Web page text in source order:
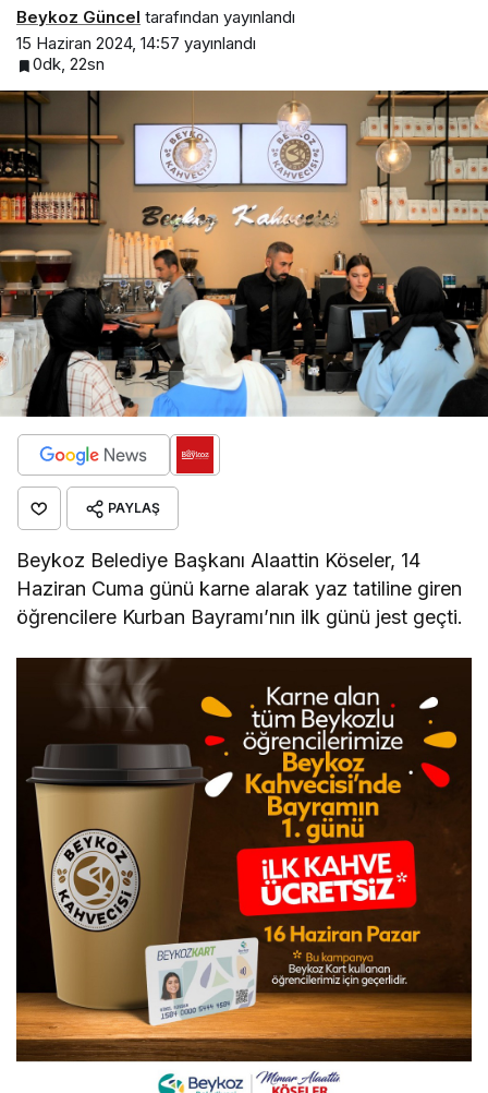
Beykoz Güncel tarafından yayınlandı
15 Haziran 2024, 14:57 yayınlandı
0dk, 22sn
PAYLAŞ
Beykoz Belediye Başkanı Alaattin Köseler, 14
Haziran Cuma günü karne alarak yaz tatiline giren
öğrencilere Kurban Bayramı’nın ilk günü jest geçti.